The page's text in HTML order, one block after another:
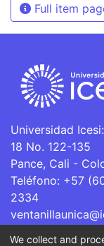
Full item
Universidad
18 No. 122-135
Pance, Cali -
Teléfono: +57
2334
We collect and